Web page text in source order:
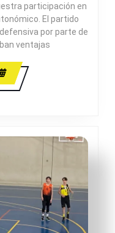
F.
S.
B.
ALICANTE
participación en
El partido
por parte de
ventajas
LEER
MÁS